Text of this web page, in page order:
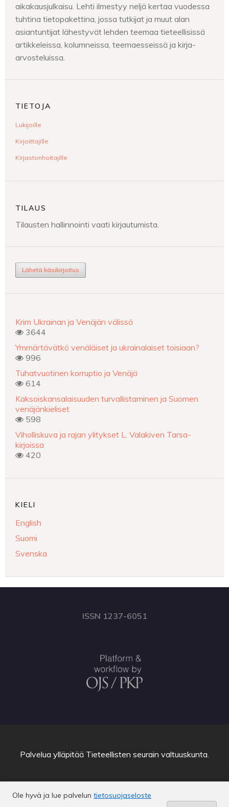
aikakausjulkaisu. Lehti ilmestyy neljä kertaa vuodessa
tuhtina tietopakettina, jossa tutkijat ja muut alan
asiantuntijat lähestyvät lehden teemaa tieteellisissä
artikkeleissa, kolumneissa, teemaesseissä ja kirja-
arvosteluissa.
TIETOJA
Lukijoille
Kirjoittajille
Kirjastonhoitajille
TILAUS
Tilausten hallinnointi vaati kirjautumista.
Lähetä käsikirjoitus
Krim Ukrainan ja Venäjän välissä
3644
Ymmärtävätkö venäläiset ja ukrainalaiset toisiaan?
996
Tuhatvuotinen korruptio ja Venäjä
614
Kaksoiskansalaisuuden turvallistaminen ja Suomen
venäjänkieliset
598
Viholliskuva ja rajan ylitykset L. Valakiven Tarsa-
kirjoissa
420
KIELI
English
Suomi
Svenska
ISSN 1237-6051
Ole hyvä ja lue palvelun tietosuojaseloste
Palvelua ylläpitää Tieteellisten seurain valtuuskunta